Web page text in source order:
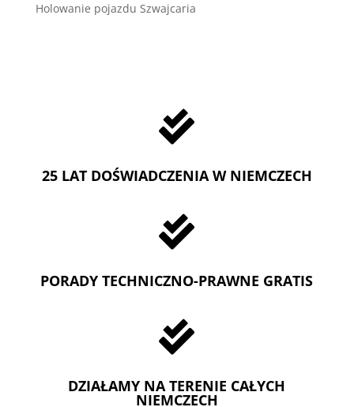
Holowanie pojazdu Szwajcaria

25 LAT DOŚWIADCZENIA W NIEMCZECH

PORADY TECHNICZNO-PRAWNE GRATIS

DZIAŁAMY NA TERENIE CAŁYCH
NIEMCZECH